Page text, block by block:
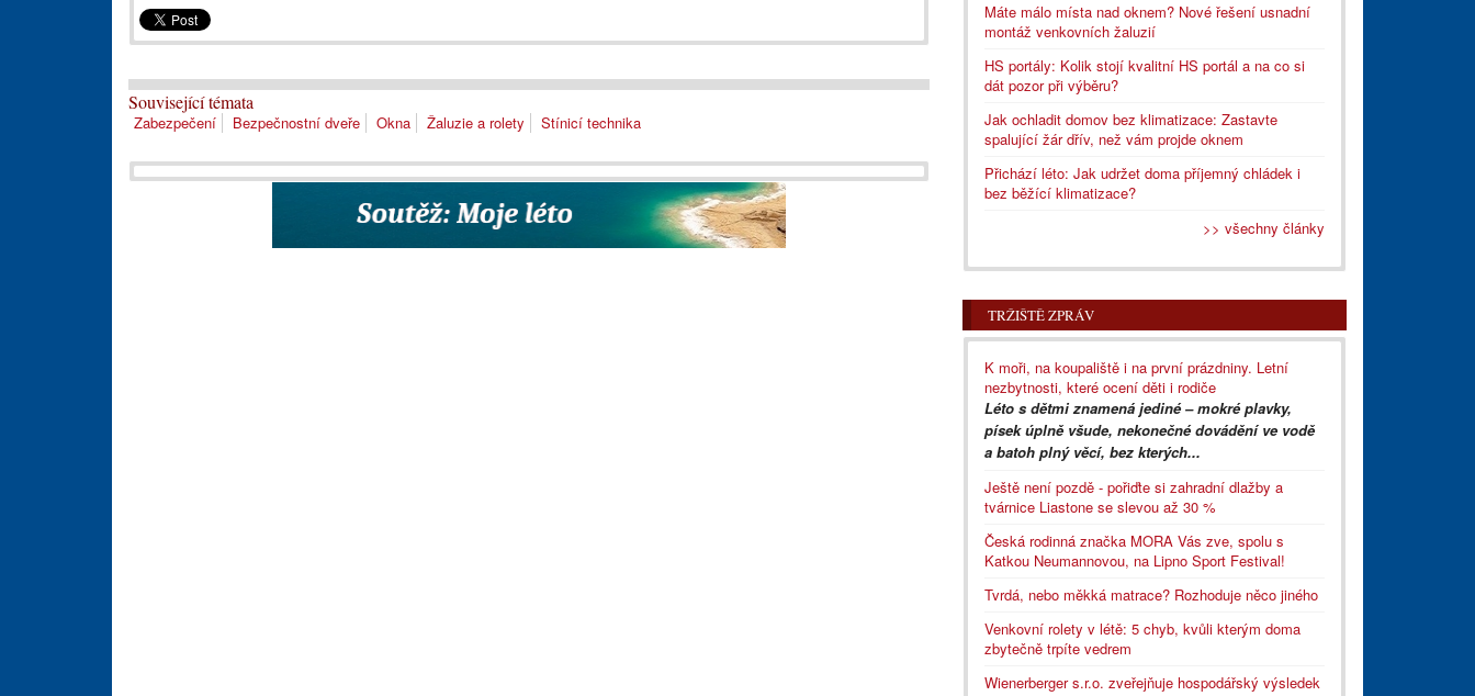
Související témata
Zabezpečení Bezpečnostní dveře Okna Žaluzie a rolety Stínicí technika
Máte málo místa nad oknem? Nové řešení usnadní
montáž venkovních žaluzií
HS portály: Kolik stojí kvalitní HS portál a na co si
dát pozor při výběru?
Jak ochladit domov bez klimatizace: Zastavte
spalující žár dřív, než vám projde oknem
Přichází léto: Jak udržet doma příjemný chládek i
bez běžící klimatizace?
>> všechny články
TRŽIŠTĚ ZPRÁV
K moři, na koupaliště i na první prázdniny. Letní
nezbytnosti, které ocení děti i rodiče
Léto s dětmi znamená jediné – mokré plavky,
písek úplně všude, nekonečné dovádění ve vodě
a batoh plný věcí, bez kterých...
Ještě není pozdě - pořiďte si zahradní dlažby a
tvárnice Liastone se slevou až 30 %
Česká rodinná značka MORA Vás zve, spolu s
Katkou Neumannovou, na Lipno Sport Festival!
Tvrdá, nebo měkká matrace? Rozhoduje něco jiného
Venkovní rolety v létě: 5 chyb, kvůli kterým doma
zbytečně trpíte vedrem
Wienerberger s.r.o. zveřejňuje hospodářský výsledek